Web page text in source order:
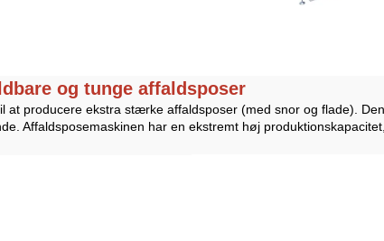
og tunge affaldsposer
producere ekstra stærke affaldsposer (med snor og flade).
Affaldsposemaskinen har en ekstremt høj